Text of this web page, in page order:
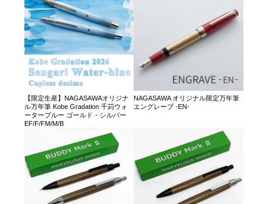
【限定生産】NAGASAWAオリジナ
ル万年筆 Kobe Gradation 千苅ウォ
ーターブルー ゴールド・シルバー
EF/F/FM/M/B
NAGASAWA オリジナル限定万年筆
エングレーブ -EN-